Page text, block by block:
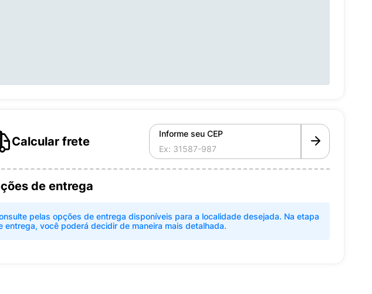
Calcular frete
Informe seu CEP
de entrega
pelas opções de entrega disponíveis para a localidade desejada. Na etapa
entrega, você poderá decidir de maneira mais detalhada.